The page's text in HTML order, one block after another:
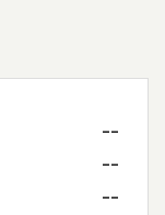
--
--
--